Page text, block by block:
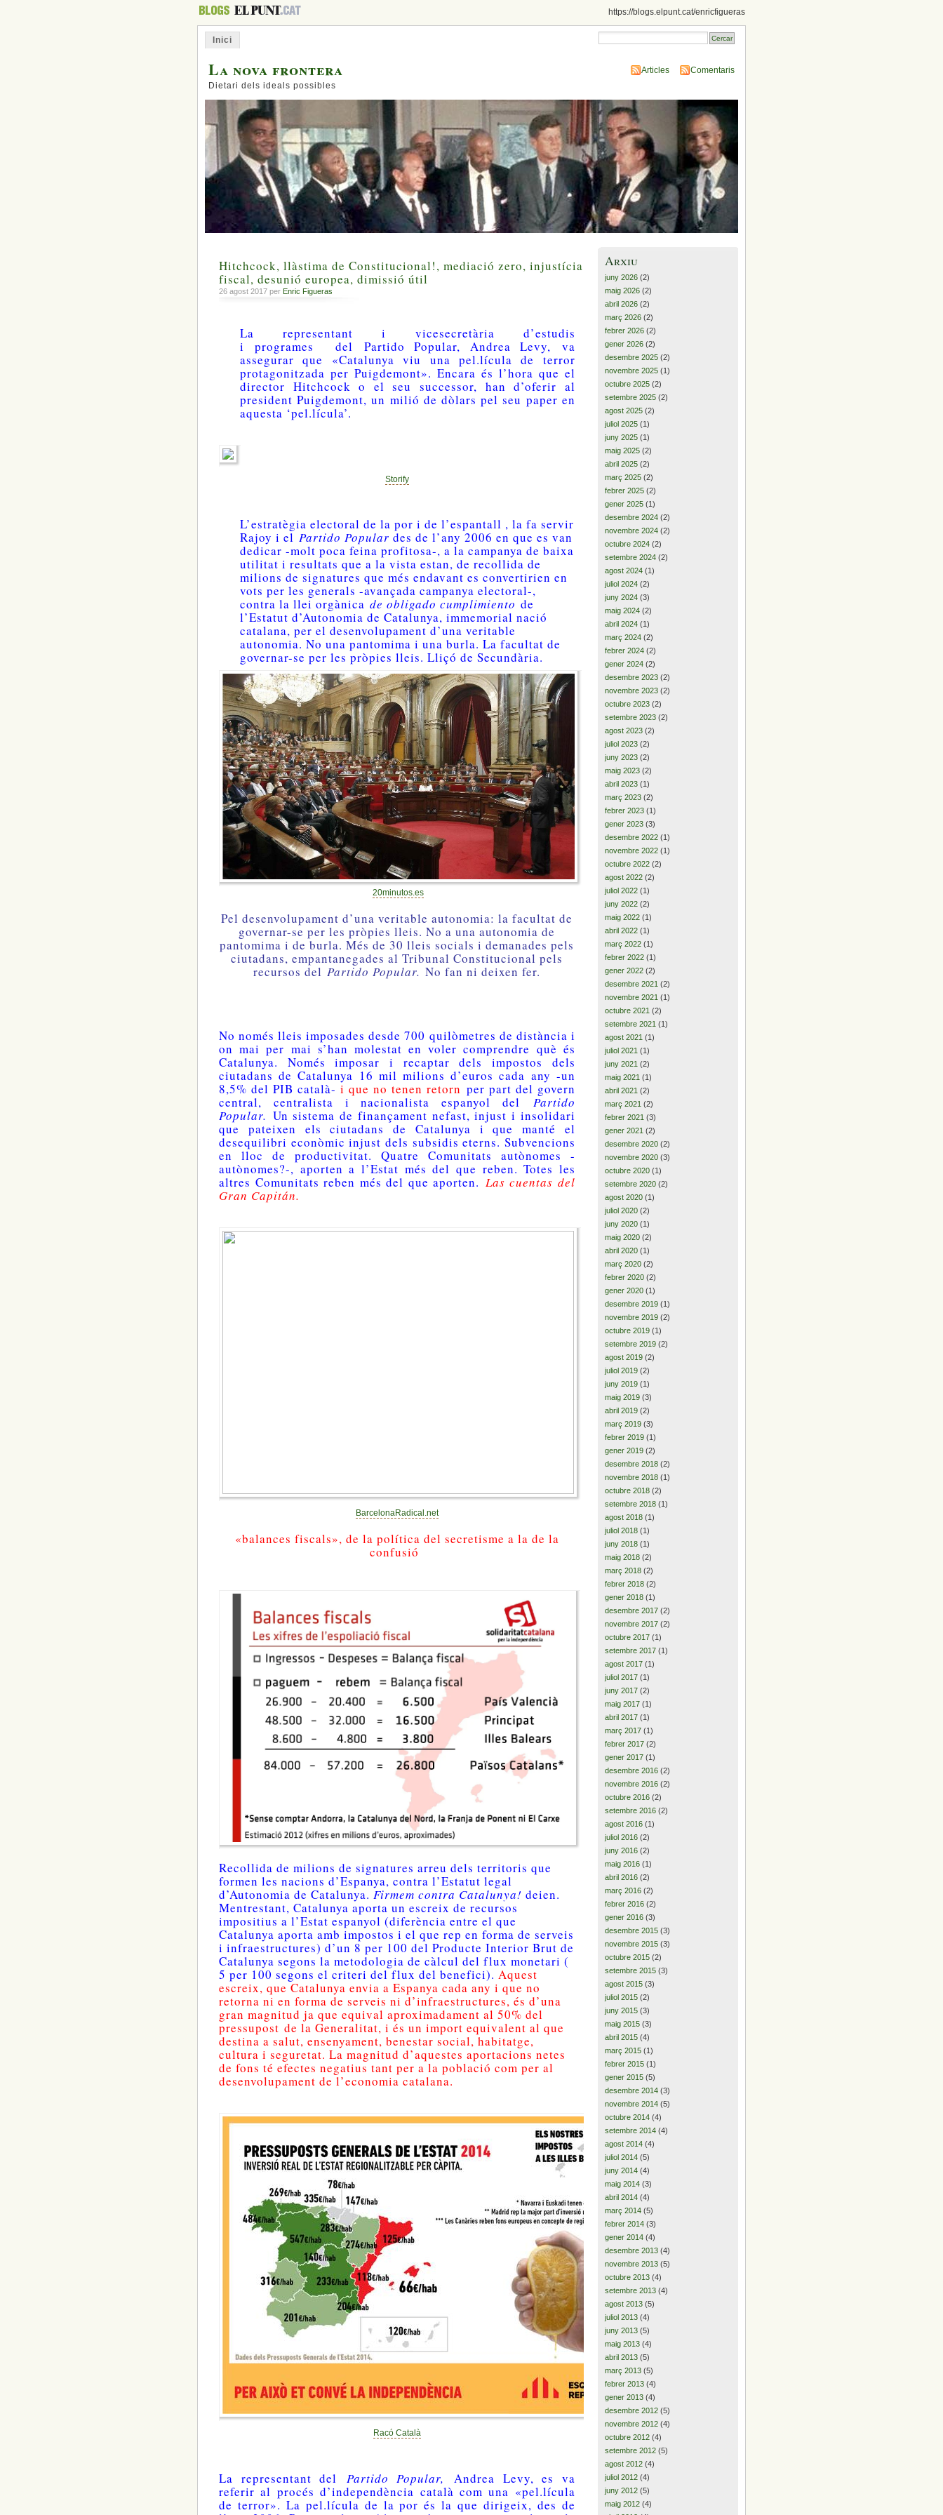
https://blogs.elpunt.cat/enricfigueras
Inici
La nova frontera
Dietari dels ideals possibles
Articles Comentaris
Hitchcock, llàstima de Constitucional!, mediació zero, injustícia
fiscal, desunió europea, dimissió útil
26 agost 2017 per Enric Figueras
La representant i vicesecretària d’estudis
i programes del Partido Popular, Andrea Levy, va
assegurar que «Catalunya viu una pel.lícula de terror
protagonitzada per Puigdemont». Encara és l’hora que el
director Hitchcock o el seu successor, han d’oferir al
president Puigdemont, un milió de dòlars pel seu paper en
aquesta ‘pel.lícula’.
Storify
L’estratègia electoral de la por i de l’espantall , la fa servir
Rajoy i el Partido Popular des de l’any 2006 en que es van
dedicar -molt poca feina profitosa-, a la campanya de baixa
utilitat i resultats que a la vista estan, de recollida de
milions de signatures que més endavant es convertirien en
vots per les generals -avançada campanya electoral-,
contra la llei orgànica de obligado cumplimiento de
l’Estatut d’Autonomia de Catalunya, immemorial nació
catalana, per el desenvolupament d’una veritable
autonomia. No una pantomima i una burla. La facultat de
governar-se per les pròpies lleis. Lliçó de Secundària.
20minutos.es
Pel desenvolupament d’una veritable autonomia: la facultat de
governar-se per les pròpies lleis. No a una autonomia de
pantomima i de burla. Més de 30 lleis socials i demanades pels
ciutadans, empantanegades al Tribunal Constitucional pels
recursos delPartido Popular.No fan ni deixen fer.
No només lleis imposades desde 700 quilòmetres de distància i
on mai per mai s’han molestat en voler comprendre què és
Catalunya. Només imposar i recaptar dels impostos dels
ciutadans de Catalunya 16 mil milions d’euros cada any -un
8,5% del PIB català- i que no tenen retorn per part del govern
central, centralista i nacionalista espanyol del Partido
Popular. Un sistema de finançament nefast, injust i insolidari
que pateixen els ciutadans de Catalunya i que manté el
desequilibri econòmic injust dels subsidis eterns. Subvencions
en lloc de productivitat. Quatre Comunitats autònomes -
autònomes?-, aporten a l’Estat més del que reben. Totes les
altres Comunitats reben més del que aporten. Las cuentas del
Gran Capitán.
BarcelonaRadical.net
«balances fiscals», de la política del secretisme a la de la
confusió
Recollida de milions de signatures arreu dels territoris que
formen les nacions d’Espanya, contra l’Estatut legal
d’Autonomia de Catalunya. Firmem contra Catalunya! deien.
Mentrestant, Catalunya aporta un escreix de recursos
impositius a l’Estat espanyol (diferència entre el que
Catalunya aporta amb impostos i el que rep en forma de serveis
i infraestructures) d’un 8 per 100 del Producte Interior Brut de
Catalunya segons la metodologia de càlcul del flux monetari (
5 per 100 segons el criteri del flux del benefici). Aquest
escreix, que Catalunya envia a Espanya cada any i que no
retorna ni en forma de serveis ni d’infraestructures, és d’una
gran magnitud ja que equival aproximadament al 50% del
pressupost de la Generalitat, i és un import equivalent al que
destina a salut, ensenyament, benestar social, habitatge,
cultura i seguretat. La magnitud d’aquestes aportacions netes
de fons té efectes negatius tant per a la població com per al
desenvolupament de l’economia catalana.
Racó Català
La representant del Partido Popular,Andrea Levy, es va
referir al procés d’independència català com una «pel.lícula
de terror». La pel.lícula de la por és la que dirigeix, des de
Arxiu
juny 2026 (2)
maig 2026 (2)
abril 2026 (2)
març 2026 (2)
febrer 2026 (2)
gener 2026 (2)
desembre 2025 (2)
novembre 2025 (1)
octubre 2025 (2)
setembre 2025 (2)
agost 2025 (2)
juliol 2025 (1)
juny 2025 (1)
maig 2025 (2)
abril 2025 (2)
març 2025 (2)
febrer 2025 (2)
gener 2025 (1)
desembre 2024 (2)
novembre 2024 (2)
octubre 2024 (2)
setembre 2024 (2)
agost 2024 (1)
juliol 2024 (2)
juny 2024 (3)
maig 2024 (2)
abril 2024 (1)
març 2024 (2)
febrer 2024 (2)
gener 2024 (2)
desembre 2023 (2)
novembre 2023 (2)
octubre 2023 (2)
setembre 2023 (2)
agost 2023 (2)
juliol 2023 (2)
juny 2023 (2)
maig 2023 (2)
abril 2023 (1)
març 2023 (2)
febrer 2023 (1)
gener 2023 (3)
desembre 2022 (1)
novembre 2022 (1)
octubre 2022 (2)
agost 2022 (2)
juliol 2022 (1)
juny 2022 (2)
maig 2022 (1)
abril 2022 (1)
març 2022 (1)
febrer 2022 (1)
gener 2022 (2)
desembre 2021 (2)
novembre 2021 (1)
octubre 2021 (2)
setembre 2021 (1)
agost 2021 (1)
juliol 2021 (1)
juny 2021 (2)
maig 2021 (1)
abril 2021 (2)
març 2021 (2)
febrer 2021 (3)
gener 2021 (2)
desembre 2020 (2)
novembre 2020 (3)
octubre 2020 (1)
setembre 2020 (2)
agost 2020 (1)
juliol 2020 (2)
juny 2020 (1)
maig 2020 (2)
abril 2020 (1)
març 2020 (2)
febrer 2020 (2)
gener 2020 (1)
desembre 2019 (1)
novembre 2019 (2)
octubre 2019 (1)
setembre 2019 (2)
agost 2019 (2)
juliol 2019 (2)
juny 2019 (1)
maig 2019 (3)
abril 2019 (2)
març 2019 (3)
febrer 2019 (1)
gener 2019 (2)
desembre 2018 (2)
novembre 2018 (1)
octubre 2018 (2)
setembre 2018 (1)
agost 2018 (1)
juliol 2018 (1)
juny 2018 (1)
maig 2018 (2)
març 2018 (2)
febrer 2018 (2)
gener 2018 (1)
desembre 2017 (2)
novembre 2017 (2)
octubre 2017 (1)
setembre 2017 (1)
agost 2017 (1)
juliol 2017 (1)
juny 2017 (2)
maig 2017 (1)
abril 2017 (1)
març 2017 (1)
febrer 2017 (2)
gener 2017 (1)
desembre 2016 (2)
novembre 2016 (2)
octubre 2016 (2)
setembre 2016 (2)
agost 2016 (1)
juliol 2016 (2)
juny 2016 (2)
maig 2016 (1)
abril 2016 (2)
març 2016 (2)
febrer 2016 (2)
gener 2016 (3)
desembre 2015 (3)
novembre 2015 (3)
octubre 2015 (2)
setembre 2015 (3)
agost 2015 (3)
juliol 2015 (2)
juny 2015 (3)
maig 2015 (3)
abril 2015 (4)
març 2015 (1)
febrer 2015 (1)
gener 2015 (5)
desembre 2014 (3)
novembre 2014 (5)
octubre 2014 (4)
setembre 2014 (4)
agost 2014 (4)
juliol 2014 (5)
juny 2014 (4)
maig 2014 (3)
abril 2014 (4)
març 2014 (5)
febrer 2014 (3)
gener 2014 (4)
desembre 2013 (4)
novembre 2013 (5)
octubre 2013 (4)
setembre 2013 (4)
agost 2013 (5)
juliol 2013 (4)
juny 2013 (5)
maig 2013 (4)
abril 2013 (5)
març 2013 (5)
febrer 2013 (4)
gener 2013 (4)
desembre 2012 (5)
novembre 2012 (4)
octubre 2012 (4)
setembre 2012 (5)
agost 2012 (4)
juliol 2012 (4)
juny 2012 (5)
maig 2012 (4)